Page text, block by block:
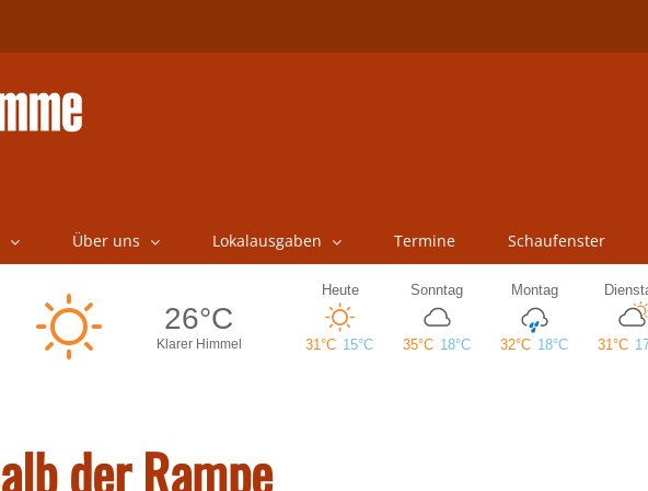
Über uns Lokalausgaben Termine Schaufenster
der Rampe